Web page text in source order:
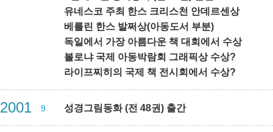
유네스코 주최 한스 크리스천 안데르센상
베를린 한스 발쩌상(아동도서 부분)
독일에서 가장 아름다운 책 대회에서 수상
볼로냐 국제 아동박람회 그래픽상 수상?
라이프찌히의 국제 책 전시회에서 수상?
2001 9 성경그림동화 (전 48권) 출간